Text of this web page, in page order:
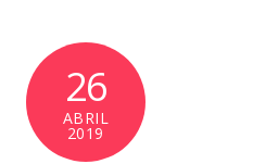
26
ABRIL
2019